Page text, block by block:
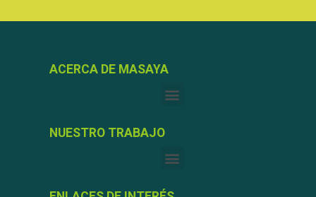
ACERCA DE MASAYA
NUESTRO TRABAJO